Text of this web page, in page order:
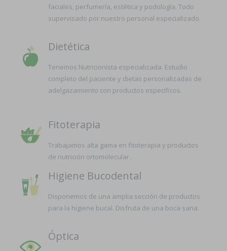
faciales, perfumería, estética y podología. Todo
supervisado por nuestro personal especializado.
Dietética
Tenemos Nutricionista especializada. Estudio
completo del paciente y dietas personalizadas de
adelgazamiento con productos específicos.
Fitoterapia
Trabajamos alta gama en fitoterapia y productos
de nutrición ortomolecular.
Higiene Bucodental
Disponemos de una amplia sección de productos
para la higiene bucal. Disfruta de una boca sana.
Óptica